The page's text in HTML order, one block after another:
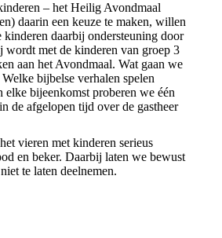
– het Heilig Avondmaal
daarin een keuze te maken, willen
daarbij ondersteuning door
wordt met de kinderen van groep 3
aan het Avondmaal. Wat gaan we
bijbelse verhalen spelen
bijeenkomst proberen we één
de afgelopen tijd over de gastheer
vieren met kinderen serieus
en beker. Daarbij laten we bewust
te laten deelnemen.